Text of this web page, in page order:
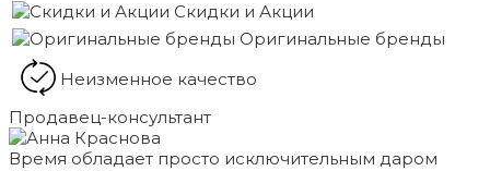
Скидки и Акции
Оригинальные бренды
Неизменное качество
Продавец-консультант
Время обладает просто исключительным даром